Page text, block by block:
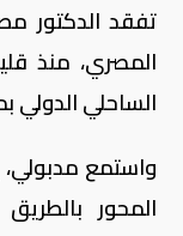
تفقد الدكتور
المصري، منذ
الساحلي الدولي
واستمع
المحور